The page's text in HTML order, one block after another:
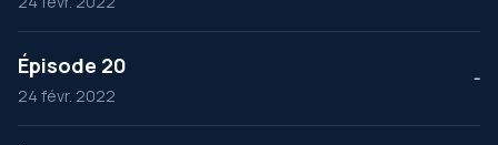
Épisode 20
24 févr. 2022
--